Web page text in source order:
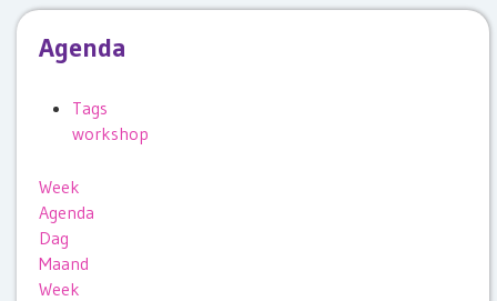
Agenda
Tags
workshop
Week
Agenda
Dag
Maand
Week